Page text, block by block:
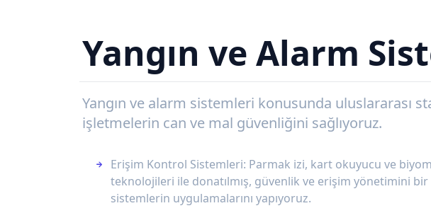
Yangın ve Alarm
Yangın ve alarm sistemleri konusunda uluslararası
işletmelerin can ve mal güvenliğini sağlıyoruz.
Erişim Kontrol Sistemleri: Parmak izi, kart okuyucu ve
teknolojileri ile donatılmış, güvenlik ve erişim yönetimini
sistemlerin uygulamalarını yapıyoruz.